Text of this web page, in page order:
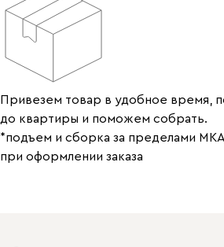
Привезем товар в удобное время,
до квартиры и поможем собрать.
*подъем и сборка за пределами
при оформлении заказа